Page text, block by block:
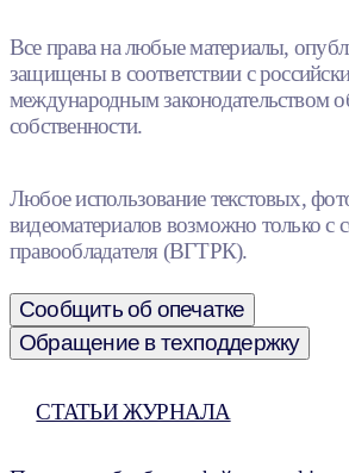
Все права на любые материалы,
защищены в соответствии с
международным законодательством
собственности.
Любое использование текстовых,
видеоматериалов возможно только с
правообладателя (ВГТРК).
Сообщить об опечатке
Обращение в техподдержку
СТАТЬИ ЖУРНАЛА